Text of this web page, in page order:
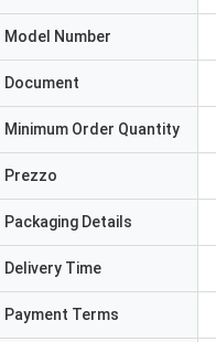
Model Number
Document
Minimum Order Quantity
Prezzo
Packaging Details
Delivery Time
Payment Terms